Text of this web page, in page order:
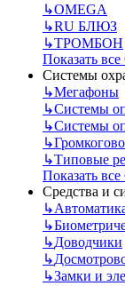
↳OMEGA
↳RU БЛЮЗ
↳ТРОМБОН
Показать
Системы
↳Мегафоны
↳Системы
↳Системы
↳
↳Типовые
Показать
Средства и
↳
↳
↳Доводчики
↳
↳Замки и